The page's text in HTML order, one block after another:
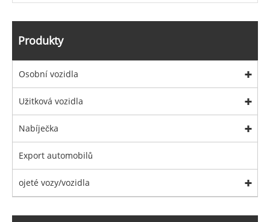
Produkty
Osobní vozidla
Užitková vozidla
Nabíječka
Export automobilů
ojeté vozy/vozidla